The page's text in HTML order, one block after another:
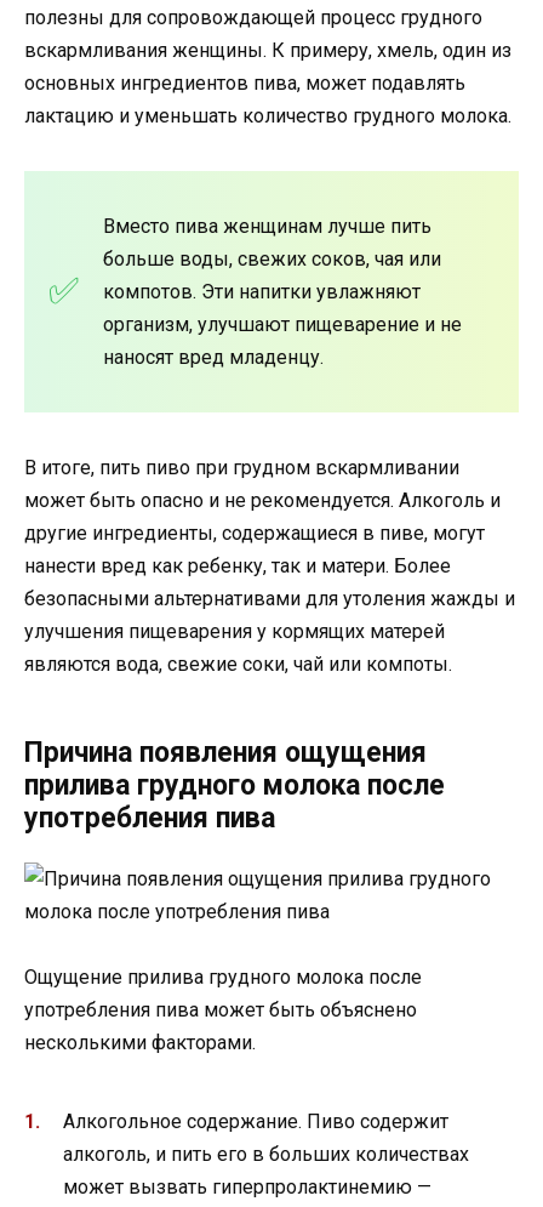
полезны для сопровождающей процесс грудного
вскармливания женщины. К примеру, хмель, один из
основных ингредиентов пива, может подавлять
лактацию и уменьшать количество грудного молока.
Вместо пива женщинам лучше пить
больше воды, свежих соков, чая или
компотов. Эти напитки увлажняют
организм, улучшают пищеварение и не
наносят вред младенцу.
В итоге, пить пиво при грудном вскармливании
может быть опасно и не рекомендуется. Алкоголь и
другие ингредиенты, содержащиеся в пиве, могут
нанести вред как ребенку, так и матери. Более
безопасными альтернативами для утоления жажды и
улучшения пищеварения у кормящих матерей
являются вода, свежие соки, чай или компоты.
Причина появления ощущения
прилива грудного молока после
употребления пива
Ощущение прилива грудного молока после
употребления пива может быть объяснено
несколькими факторами.
Алкогольное содержание. Пиво содержит
алкоголь, и пить его в больших количествах
может вызвать гиперпролактинемию —